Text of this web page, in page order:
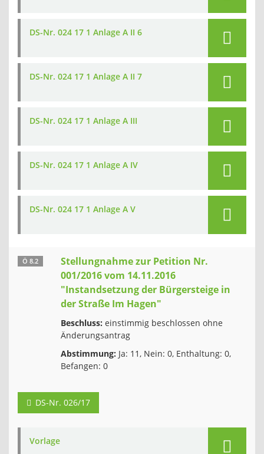
DS-Nr. 024 17 1 Anlage A II 6
DS-Nr. 024 17 1 Anlage A II 7
DS-Nr. 024 17 1 Anlage A III
DS-Nr. 024 17 1 Anlage A IV
DS-Nr. 024 17 1 Anlage A V
Ö 8.2
Stellungnahme zur Petition Nr.
001/2016 vom 14.11.2016
"Instandsetzung der Bürgersteige in
der Straße Im Hagen"
Beschluss: einstimmig beschlossen ohne
Änderungsantrag
Abstimmung: Ja: 11, Nein: 0, Enthaltung: 0,
Befangen: 0
DS-Nr. 026/17
Vorlage